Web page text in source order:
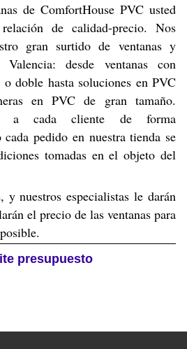
de ComfortHouse PVC usted
de calidad-precio. Nos
gran surtido de ventanas y
desde ventanas con
doble hasta soluciones en PVC
en PVC de gran tamaño.
a cada cliente de forma
pedido en nuestra tienda se
tomadas en el objeto del
y nuestros especialistas le darán
el precio de las ventanas para
presupuesto